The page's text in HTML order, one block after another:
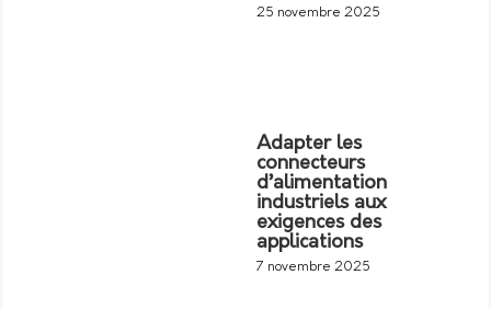
25 novembre 2025
Adapter les
connecteurs
d’alimentation
industriels aux
exigences des
applications
7 novembre 2025